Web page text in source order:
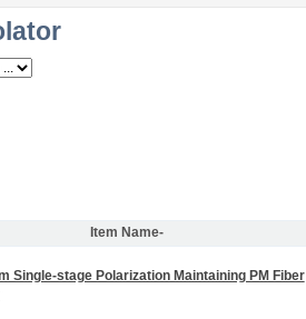
Item Name-
Single-stage Polarization Maintaining PM Fiber